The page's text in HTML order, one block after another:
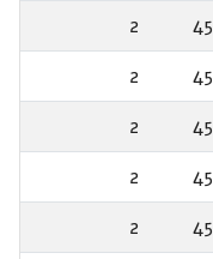
45
2
45
2
45
2
45
2
45
2